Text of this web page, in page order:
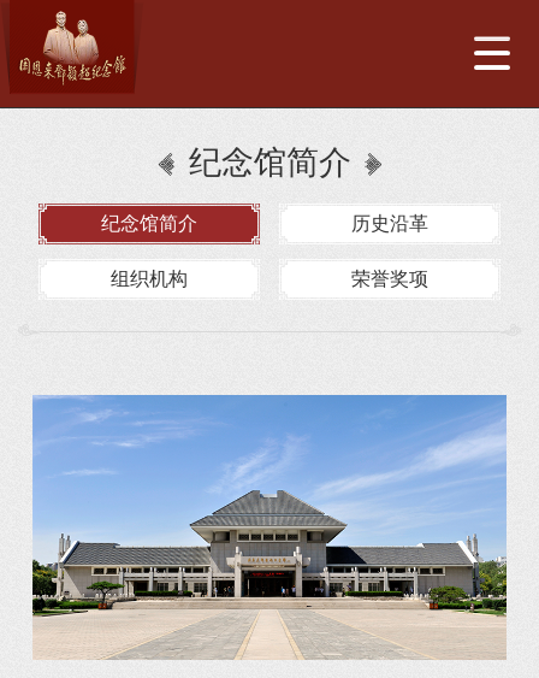
纪念馆简介
纪念馆简介 历史沿革
组织机构 荣誉奖项